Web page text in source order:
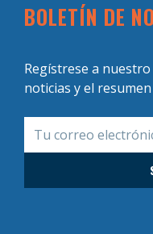
BOLETÍN DE
Regístrese a
noticias y el